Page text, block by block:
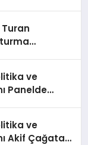
Turan
ve
Panelde
ve
Akif Çağatay